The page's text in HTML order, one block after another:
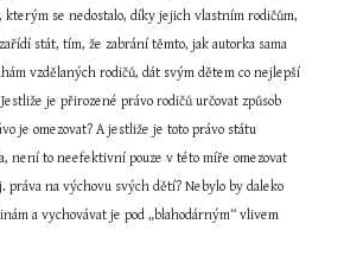
kterým se nedostalo, díky jejich vlastním rodičům,
stát, tím, že zabrání těmto, jak autorka sama
vzdělaných rodičů, dát svým dětem co nejlepší
je přirozené právo rodičů určovat způsob
je omezovat? A jestliže je toto právo státu
není to neefektivní pouze v této míře omezovat
práva na výchovu svých dětí? Nebylo by daleko
a vychovávat je pod „blahodárným“ vlivem